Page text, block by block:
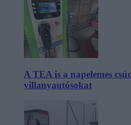
A TEA is a napelemes
villanyautósokat